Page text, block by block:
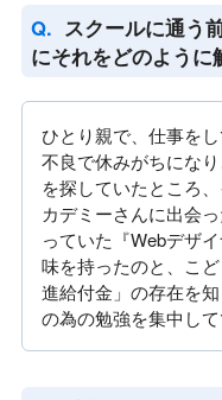
スクールに通う
にそれをどのよう
ひとり親で、仕事を
不良で休みがちにな
を探していたところ
カデミーさんに出会
っていた『Webデザ
味を持ったのと、こ
進給付金」の存在を
の為の勉強を集中し